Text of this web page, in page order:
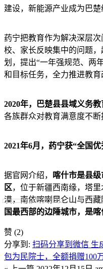
建设，新能源产业成为巴楚
药宁把教育作为解决深层
校、家长反映集中的问题
划，提出“一年强规范、两
和目标任务，全力推进教育
2020年，巴楚县县域义务
各族群众对教育满意度不断
2021年6月，药宁获“全国优
据官网介绍，
喀什市是县
区，位于新疆西南缘，塔
漠，南依喀喇昆仑山与西藏
国最西部的边陲城市，是喀
赞 (2)
分享到: 扫码分享到微信 生
包为民院士，全额捐赠100万